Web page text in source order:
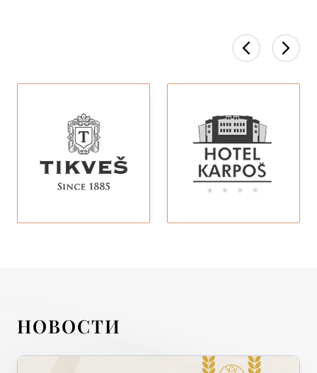
НОВОСТИ